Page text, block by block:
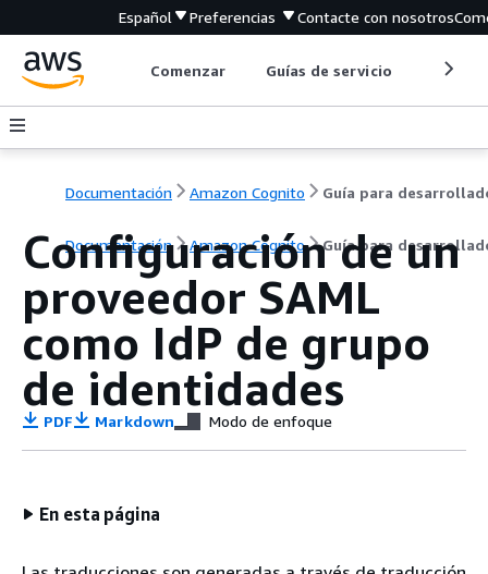
Español Preferencias Contacte con nosotros
Comenzar Guías de servicio
Documentación Amazon Cognito
Documentación Amazon Cognito Guía para
Configuración de un
proveedor SAML
como IdP de grupo
de identidades
PDF Markdown Modo de enfoque
En esta página